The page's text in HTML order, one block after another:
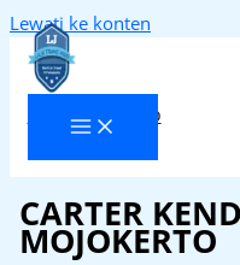
Lewati ke konten
Laja Transindo
CARTER
MOJOKERTO